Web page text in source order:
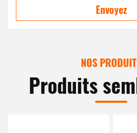
Envoyez
NOS
Produits